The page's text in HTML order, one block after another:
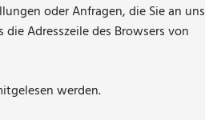
oder Anfragen, die Sie an uns
Adresszeile des Browsers von
werden.